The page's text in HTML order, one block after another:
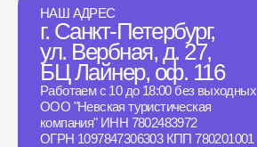
НАШ АДРЕС
г. Санкт-Петербург,
ул. Вербная, д. 27,
БЦ Лайнер, оф. 116
Работаем с 10 до 18:00 без выходных
ООО "Невская туристическая
компания" ИНН 7802483972
ОГРН 1097847306303 КПП 780201001